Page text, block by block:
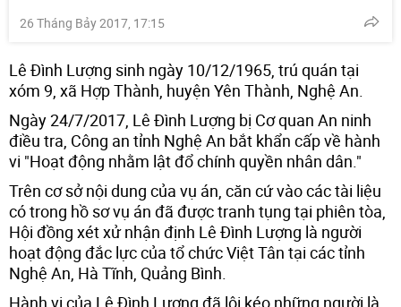
26 Tháng Bảy 2017, 17:15
Lê Đình Lượng sinh ngày 10/12/1965, trú quán tại
xóm 9, xã Hợp Thành, huyện Yên Thành, Nghệ An.
Ngày 24/7/2017, Lê Đình Lượng bị Cơ quan An ninh
điều tra, Công an tỉnh Nghệ An bắt khẩn cấp về hành
vi "Hoạt động nhằm lật đổ chính quyền nhân dân."
Trên cơ sở nội dung của vụ án, căn cứ vào các tài liệu
có trong hồ sơ vụ án đã được tranh tụng tại phiên tòa,
Hội đồng xét xử nhận định Lê Đình Lượng là người
hoạt động đắc lực của tổ chức Việt Tân tại các tỉnh
Nghệ An, Hà Tĩnh, Quảng Bình.
Hành vi của Lê Đình Lượng đã lôi kéo những người là